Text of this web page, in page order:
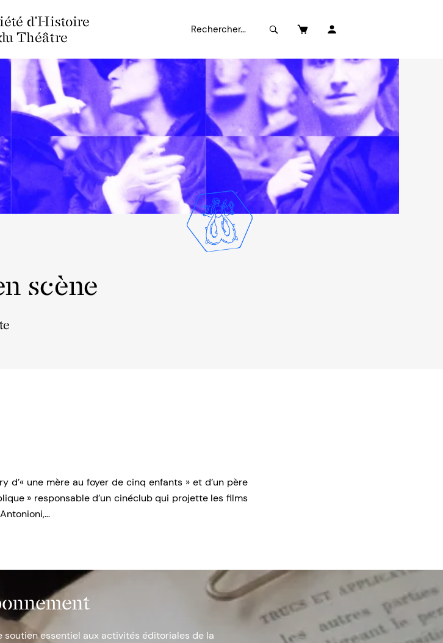
d'Histoire
Théâtre
scène
d’« une mère au foyer de cinq enfants » et d’un père
» responsable d’un cinéclub qui projette les films
soutien essentiel aux activités éditoriales de la